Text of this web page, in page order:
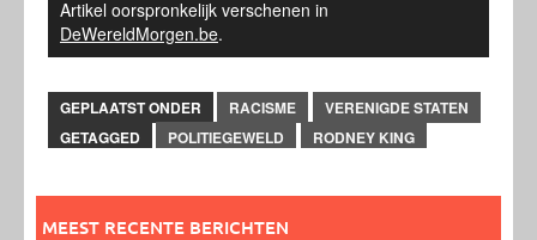
Artikel oorspronkelijk verschenen in
DeWereldMorgen.be.
GEPLAATST ONDER RACISME
VERENIGDE STATEN
GETAGGED
POLITIEGEWELD RODNEY KING
MEEST RECENTE BERICHTEN